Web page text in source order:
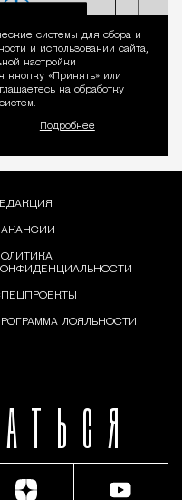
системы для сбора и
и использовании сайта,
настройки
кнопку «Принять» или
на обработку
Подробнее
ЛОЯЛЬНОСТИ